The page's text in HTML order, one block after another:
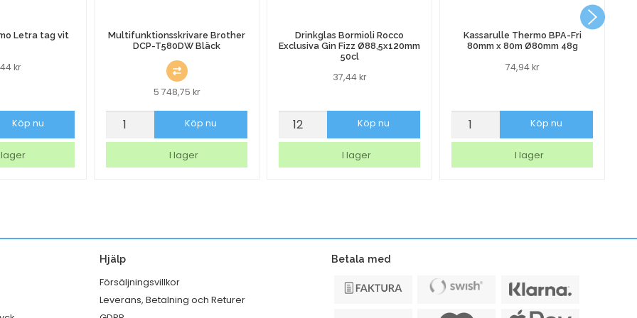
Letra tag vit
kr
Köp nu
lager
Multifunktionsskrivare Brother
DCP-T580DW Bläck
5 748,75 kr
Multifunktionsskrivare
T580DW
Köp nu
I lager
Drinkglas Bormioli Rocco
Exclusiva Gin Fizz Ø88,5x120mm
50cl
37,44kr
Drinkglas
Exclusiva
50cl
Köp nu
I lager
Kassarulle Thermo BPA-Fri
80mm x 80m Ø80mm 48g
74,94kr
Kassarulle
Fri
Ø80mm
mängd
Köp nu
I lager
Hjälp
Försäljningsvillkor
Leverans, Betalning och Returer
Betala med